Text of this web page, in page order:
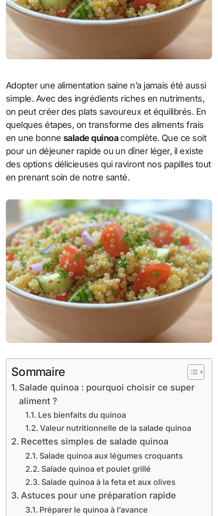
Adopter une alimentation saine n’a jamais été aussi
simple. Avec des ingrédients riches en nutriments,
on peut créer des plats savoureux et équilibrés. En
quelques étapes, on transforme des aliments frais
en une bonne salade quinoacomplète. Que ce soit
pour un déjeuner rapide ou un dîner léger, il existe
des options délicieuses qui raviront nos papilles tout
en prenant soin de notre santé.
Sommaire
Salade quinoa : pourquoi choisir ce super
aliment ?
Les bienfaits du quinoa
Valeur nutritionnelle de la salade quinoa
Recettes simples de salade quinoa
Salade quinoa aux légumes croquants
Salade quinoa et poulet grillé
Salade quinoa à la feta et aux olives
Astuces pour une préparation rapide
Préparer le quinoa à l’avance